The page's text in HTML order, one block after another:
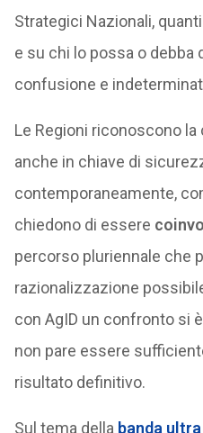
Strategici Nazionali,
e su chi lo possa o debba
confusione e
Le Regioni riconoscono
anche in chiave di
contemporaneamente,
chiedono di essere
percorso pluriennale che
razionalizzazione
con AgID un confronto si
non pare essere
risultato definitivo.
Sul tema della banda